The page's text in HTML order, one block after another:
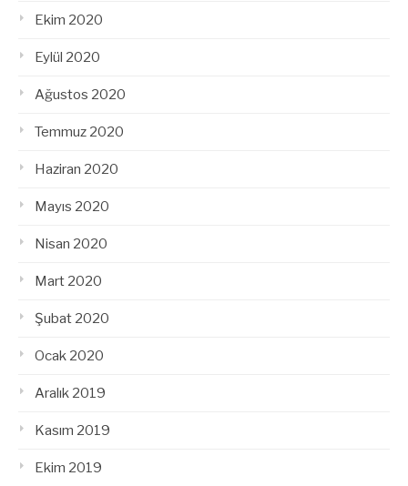
Ekim 2020
Eylül 2020
Ağustos 2020
Temmuz 2020
Haziran 2020
Mayıs 2020
Nisan 2020
Mart 2020
Şubat 2020
Ocak 2020
Aralık 2019
Kasım 2019
Ekim 2019